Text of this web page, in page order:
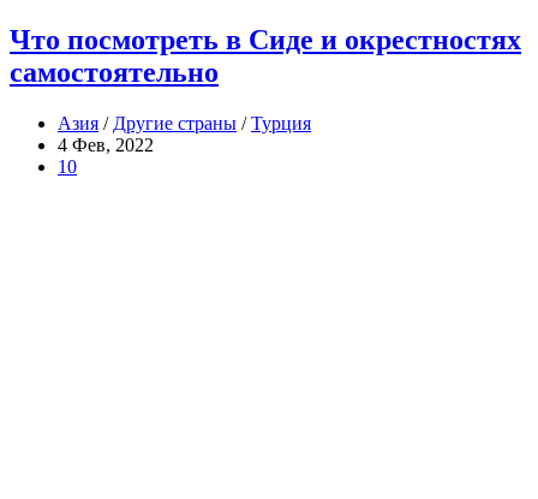
Что посмотреть в Сиде и окрестностях
самостоятельно
Азия / Другие страны /Турция
4 Фев, 2022
10